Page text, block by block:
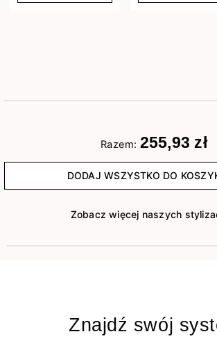
Razem: 255,93 zł
DODAJ WSZYSTKO DO
Zobacz więcej naszych
Znajdź swój